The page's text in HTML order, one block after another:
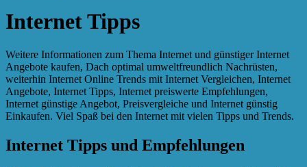
Internet Tipps
Weitere Informationen zum Thema Internet und günstiger Internet
Angebote kaufen, Dach optimal umweltfreundlich Nachrüsten,
weiterhin Internet Online Trends mit Internet Vergleichen, Internet
Angebote, Internet Tipps, Internet preiswerte Empfehlungen,
Internet günstige Angebot, Preisvergleiche und Internet günstig
Einkaufen. Viel Spaß bei den Internet mit vielen Tipps und Trends.
Internet Tipps und Empfehlungen